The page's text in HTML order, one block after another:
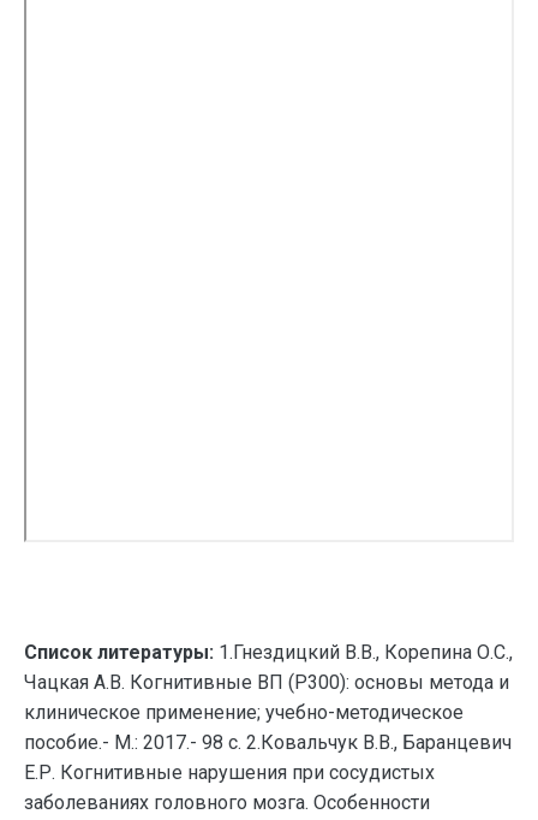
Список литературы: 1.Гнездицкий В.В., Корепина О.С.,
Чацкая А.В. Когнитивные ВП (Р300): основы метода и
клиническое применение; учебно-методическое
пособие.- М.: 2017.- 98 с. 2.Ковальчук В.В., Баранцевич
Е.Р. Когнитивные нарушения при сосудистых
заболеваниях головного мозга. Особенности